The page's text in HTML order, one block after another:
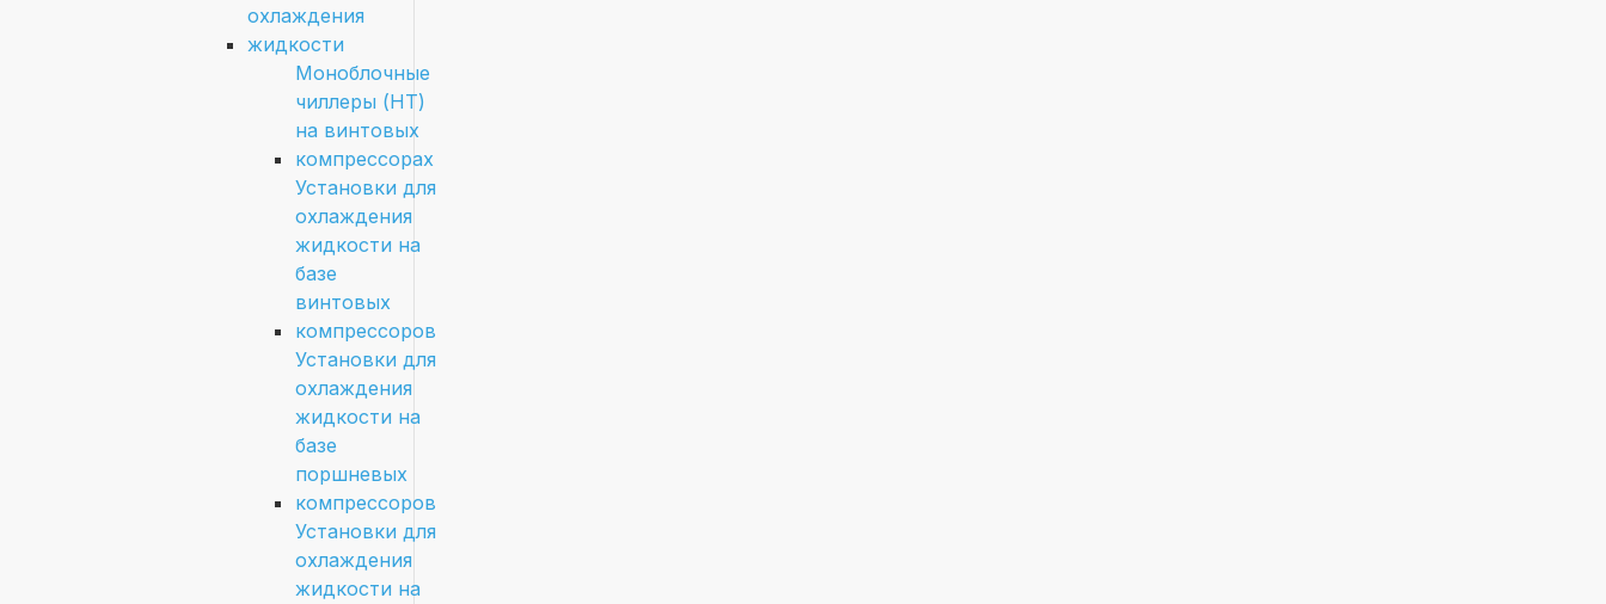
охлаждения
жидкости
Моноблочные
чиллеры (HT)
на винтовых
компрессорах
Установки для
охлаждения
жидкости на
базе
винтовых
компрессоров
Установки для
охлаждения
жидкости на
базе
поршневых
компрессоров
Установки для
охлаждения
жидкости на